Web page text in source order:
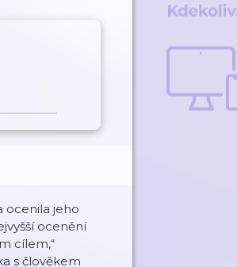
ocenila jeho
ocenění
cílem,“
s člověkem